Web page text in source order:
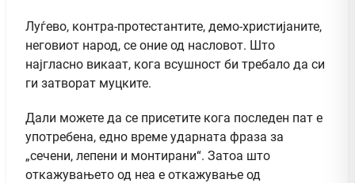
Луѓево, контра-протестантите, демо-христијаните,
неговиот народ, се оние од насловот. Што
најгласно викаат, кога всушност би требало да си
ги затворат муцките.
Дали можете да се присетите кога последен пат е
употребена, едно време ударната фраза за
„сечени, лепени и монтирани“. Затоа што
откажувањето од неа е откажување од